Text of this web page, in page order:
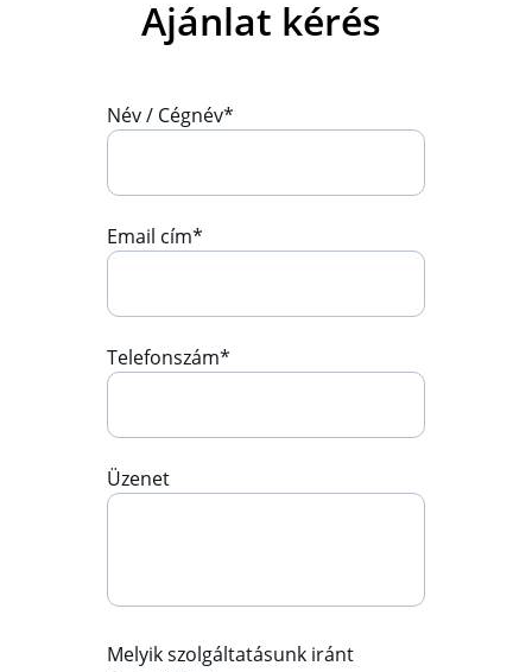
Ajánlat kérés
Név / Cégnév*
Email cím*
Telefonszám*
Üzenet
Melyik szolgáltatásunk iránt